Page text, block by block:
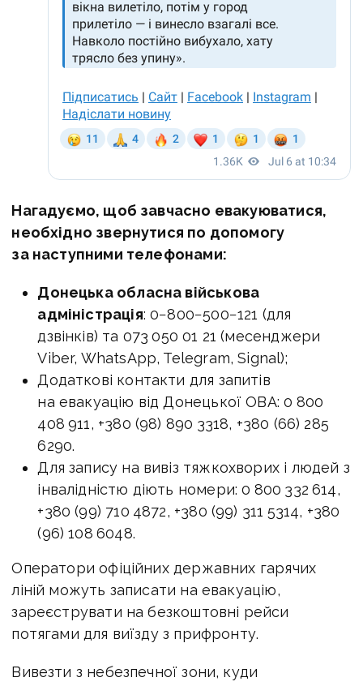
Нагадуємо, щоб завчасно евакуюватися,
необхідно звернутися по допомогу
за наступними телефонами:
Донецька обласна військова
адміністрація: 0−800−500−121 (для
дзвінків) та 073 050 01 21 (месенджери
Viber, WhatsApp, Telegram, Signal);
Додаткові контакти для запитів
на евакуацію від Донецької ОВА: 0 800
408 911, +380 (98) 890 3318, +380 (66) 285
6290.
Для запису на вивіз тяжкохворих і людей з
інвалідністю діють номери: 0 800 332 614,
+380 (99) 710 4872, +380 (99) 311 5314, +380
(96) 108 6048.
Оператори офіційних державних гарячих
ліній можуть записати на евакуацію,
зареєструвати на безкоштовні рейси
потягами для виїзду з прифронту.
Вивезти з небезпечної зони, куди